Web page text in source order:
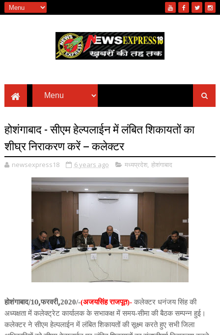
होशंगाबाद - सीएम हेल्पलाईन में लंबित शिकायतों का
शीघ्र निराकरण करें – कलेक्टर
newsexpress18 6 years ago मध्यप्रदेश, होशंगाबाद
होशंगाबाद/10,फरवरी,2020/-(अजयसिंह राजपूत)- कलेक्टर धनंजय सिंह की
अध्यक्षता में कलेक्ट्रेट कार्यालक के सभाकक्ष में समय-सीमा की बैठक सम्पन्न हुई।
कलेक्टर ने सीएम हेल्पलाईन में लंबित शिकायतों की सूक्ष्म करते हुए सभी जिला